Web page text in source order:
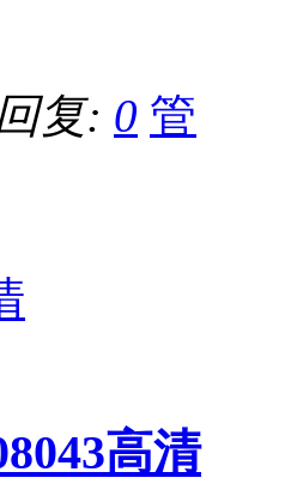
复: 0 管
高清